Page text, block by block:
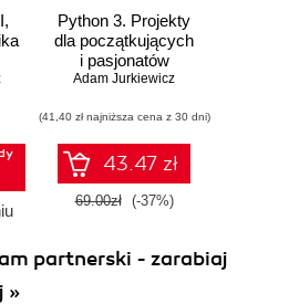
Python 3. Projekty
dla początkujących
i pasjonatów
Adam Jurkiewicz
(41,40 zł najniższa cena z 30 dni)
43.47 zł
69.00zł (-37%)
partnerski - zarabiaj
»